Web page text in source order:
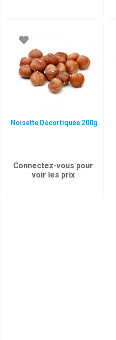
Noisette Décortiquée 200g
.
Connectez-vous pour
voir les prix